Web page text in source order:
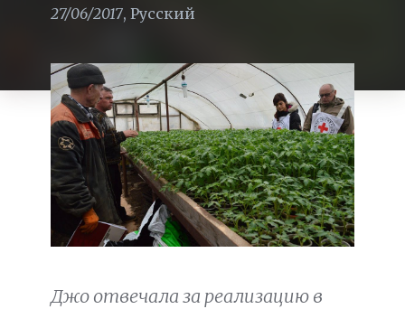
27/06/2017, Русский
Джо отвечала за реализацию в